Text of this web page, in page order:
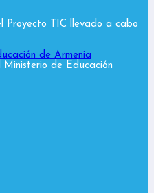
Proyecto TIC llevado a cabo
de Armenia
Ministerio de Educación